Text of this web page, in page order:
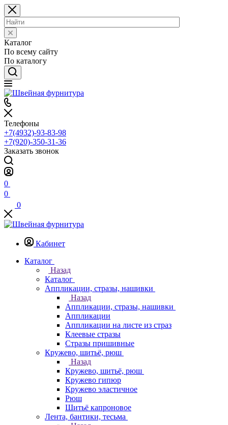
Каталог
По всему сайту
По каталогу
Телефоны
+7(4932)-93-83-98
+7(920)-350-31-36
Заказать звонок
0
0
0
Кабинет
Каталог
Назад
Каталог
Аппликации, стразы, нашивки
Назад
Аппликации, стразы, нашивки
Аппликации
Аппликации на листе из страз
Клеевые стразы
Стразы пришивные
Кружево, шитьё, рюш
Назад
Кружево, шитьё, рюш
Кружево гипюр
Кружево эластичное
Рюш
Шитьё капроновое
Лента, бантики, тесьма